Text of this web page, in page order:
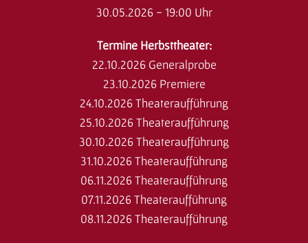
30.05.2026 - 19:00 Uhr
Termine Herbsttheater:
22.10.2026 Generalprobe
23.10.2026 Premiere
24.10.2026 Theateraufführung
25.10.2026 Theateraufführung
30.10.2026 Theateraufführung
31.10.2026 Theateraufführung
06.11.2026 Theateraufführung
07.11.2026 Theateraufführung
08.11.2026 Theateraufführung